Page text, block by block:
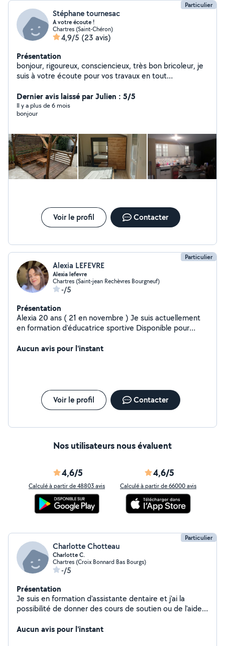
Particulier
Stéphane tournesac
A votre écoute !
Chartres (Saint-Chéron)
4,9/5 (23 avis)
Présentation
bonjour, rigoureux, consciencieux, très bon bricoleur, je
suis à votre écoute pour vos travaux en tout
meubles...mais aussi dans le soutien scolaire...etc...cdlt,
Stéphane
Dernier avis laissé par Julien : 5/5
Il y a plus de 6 mois
bonjour
Voir le profil Contacter
Particulier
Alexia LEFEVRE
Alexia lefevre
Chartres (Saint-jean Rechèvres Bourgneuf)
-/5
Présentation
Alexia 20 ans ( 21 en novembre ) Je suis actuellement
en formation d'éducatrice sportive Disponible pour
Aucun avis pour l'instant
Voir le profil Contacter
Nos utilisateurs nous évaluent
4,6/5
Calculé à partir de 48803 avis
4,6/5
Calculé à partir de 66000 avis
Particulier
Charlotte Chotteau
Charlotte C.
Chartres (Croix Bonnard Bas Bourgs)
-/5
Présentation
Je suis en formation d'assistante dentaire et j'ai la
possibilité de donner des cours de soutien ou de l'aide
matières littéraires) ou lycée (matières littéraires). Aussi
Aucun avis pour l'instant